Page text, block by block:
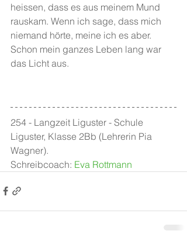
heissen, dass es aus meinem Mund
rauskam. Wenn ich sage, dass mich
niemand hörte, meine ich es aber.
Schon mein ganzes Leben lang war
das Licht aus.
254 - Langzeit Liguster - Schule
Liguster, Klasse 2Bb (Lehrerin Pia
Wagner).
Schreibcoach: Eva Rottmann